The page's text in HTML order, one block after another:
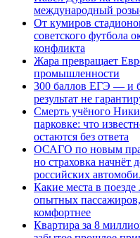
международный
От кумиров
советского футбола
конфликта
Жара превращает
промышленности
300 баллов ЕГЭ — и
результат не
Смерть учёного
парковке: что
остаются без ответа
ОСАГО по новым
но страховка начнёт
российских
Какие места в
опытных
комфортнее
Квартира за 8